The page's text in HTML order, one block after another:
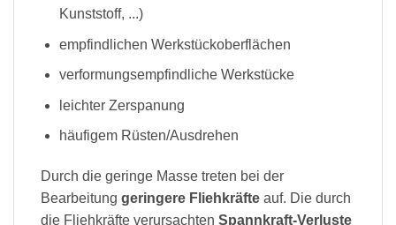
Kunststoff, ...)
empfindlichen Werkstückoberflächen
verformungsempfindliche Werkstücke
leichter Zerspanung
häufigem Rüsten/Ausdrehen
Durch die geringe Masse treten bei der
Bearbeitung geringere Fliehkräfte auf. Die durch
die Fliehkräfte verursachten Spannkraft-Verluste